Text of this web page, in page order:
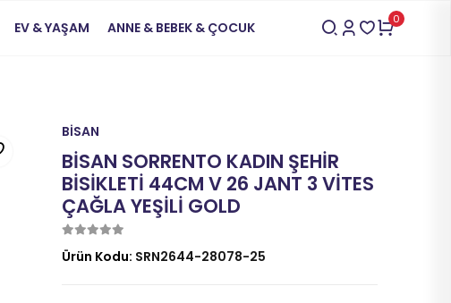
EV & YAŞAM ANNE & BEBEK & ÇOCUK 0
BİSAN
BİSAN SORRENTO KADIN ŞEHİR
BİSİKLETİ 44CM V 26 JANT 3 VİTES
ÇAĞLA YEŞİLİ GOLD
Ürün Kodu: SRN2644-28078-25